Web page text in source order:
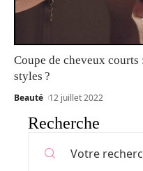
Coupe de cheveux
styles ?
Beauté 12 juillet 2022
Recherche